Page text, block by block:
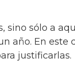
sino sólo a
año. En este
justificarlas.